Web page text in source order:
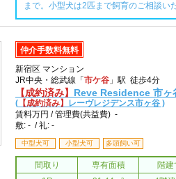
まで。小型犬は2匹まで飼育のご相談い
仲介手数料無料
新宿区 マンション
JR中央・総武線「 市ケ谷 」駅 徒歩4分
【成約済み】 Reve Residence 市ヶ
( 【成約済み】 レーヴレジデンス市ヶ谷 )
賃料万円 /管理費(共益費) -
敷: - / 礼: -
中型犬可 小型犬可 多頭飼い可
間取り 専有面積 階建